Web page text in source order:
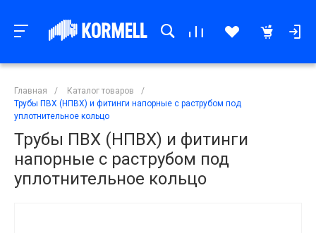
Главная / Каталог товаров
/
Трубы ПВХ (НПВХ) и фитинги напорные с раструбом под
уплотнительное кольцо
Трубы ПВХ (НПВХ) и фитинги
напорные с раструбом под
уплотнительное кольцо